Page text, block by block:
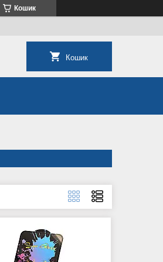
Кошик
Кошик